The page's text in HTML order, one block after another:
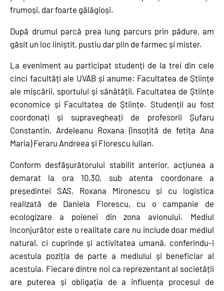
frumoși, dar foarte gălăgioși.
După drumul parcă prea lung parcurs prin pădure, am
găsit un loc liniștit, pustiu dar plin de farmec și mister.
La eveniment au participat studenți de la trei din cele
cinci facultăți ale UVAB și anume: Facultatea de Științe
ale mișcării, sportului și sănătății, Facultatea de Științe
economice și Facultatea de Științe. Studenții au fost
coordonați și supravegheați de profesorii Șufaru
Constantin, Ardeleanu Roxana (însoțită de fetița Ana
Maria) Feraru Andreea și Florescu Iulian.
Conform desfășurătorului stabilit anterior, acțiunea a
demarat la ora 10,30, sub atenta coordonare a
președintei SAS, Roxana Mironescu și cu logistica
realizată de Daniela Florescu, cu o campanie de
ecologizare a poienei din zona avionului. Mediul
înconjurător este o realitate care nu include doar mediul
natural, ci cuprinde și activitatea umană, conferindu-i
acestuia poziția de parte a mediului şi beneficiar al
acestuia. Fiecare dintre noi ca reprezentant al societății
are puterea și obligația de a influența procesul de